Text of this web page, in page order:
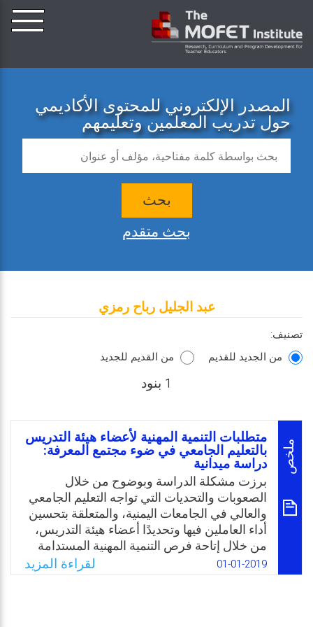
المصدر الإلكتروني للمحتوى الأكاديمي
حول تدريب المعلمين وتعليمهم
بحث
بحث متقدم
عبد الجليل رباح رمزي
تصنيف:
من الجديد للقديم
من القديم للجديد
1 بنود
ملخص
متطلبات التنمية المهنية لأعضاء هيئة التدريس
بالتعليم الجامعي في ضوء مجتمع المعرفة:
دراسة ميدانية
برزت مشكلة الدراسة وبوضوح من خلال
الصعوبات والتحديات التي تواجه التعليم الجامعي
والعالي في الجامعات اليمنية، والمتعلقة بتحسين
أداء العاملين فيها وتحديدًا أعضاء هيئة التدريس،
من خلال إتاحة فرص التنمية المهنية المستدامة
لهم بما يؤدي إلى تطوير قدراتهم المهنية اللازمة
لتحسين مستوى أداءهم المهني والأكاديمي.
01-01-2019 لقراءة المزيد